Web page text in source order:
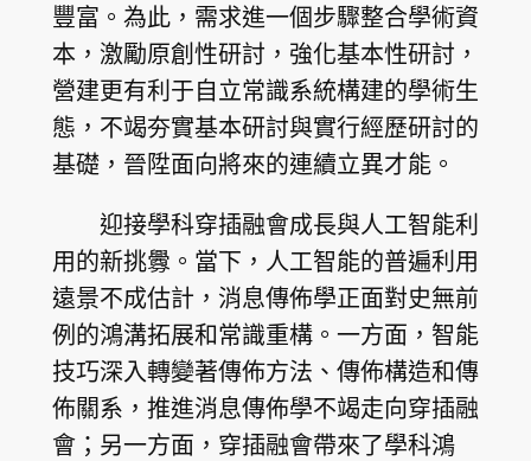
豐富。為此，需求進一個步驟整合學術資
本，激勵原創性研討，強化基本性研討，
營建更有利于自立常識系統構建的學術生
態，不竭夯實基本研討與實行經歷研討的
基礎，晉陞面向將來的連續立異才能。
迎接學科穿插融會成長與人工智能利
用的新挑釁。當下，人工智能的普遍利用
遠景不成估計，消息傳佈學正面對史無前
例的鴻溝拓展和常識重構。一方面，智能
技巧深入轉變著傳佈方法、傳佈構造和傳
佈關系，推進消息傳佈學不竭走向穿插融
會；另一方面，穿插融會帶來了學科鴻